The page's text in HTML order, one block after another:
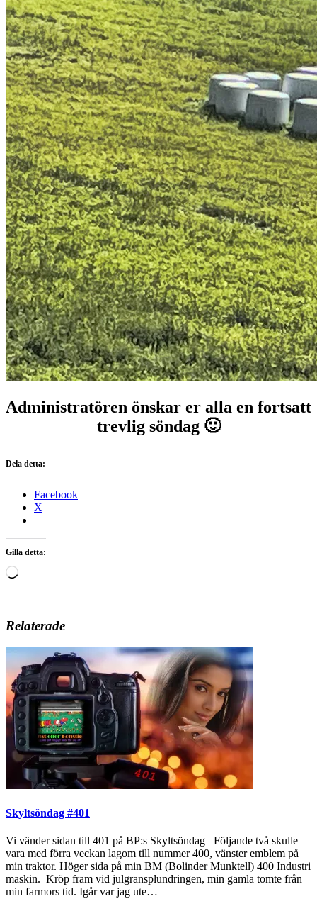
Administratören önskar er alla en fortsatt
trevlig söndag 🙂
Dela detta:
Facebook
X
Gilla detta:
Laddar
Relaterade
Skyltsöndag #401
Vi vänder sidan till 401 på BP:s Skyltsöndag Följande två skulle
vara med förra veckan lagom till nummer 400, vänster emblem på
min traktor. Höger sida på min BM (Bolinder Munktell) 400 Industri
maskin. Kröp fram vid julgransplundringen, min gamla tomte från
min farmors tid. Igår var jag ute…